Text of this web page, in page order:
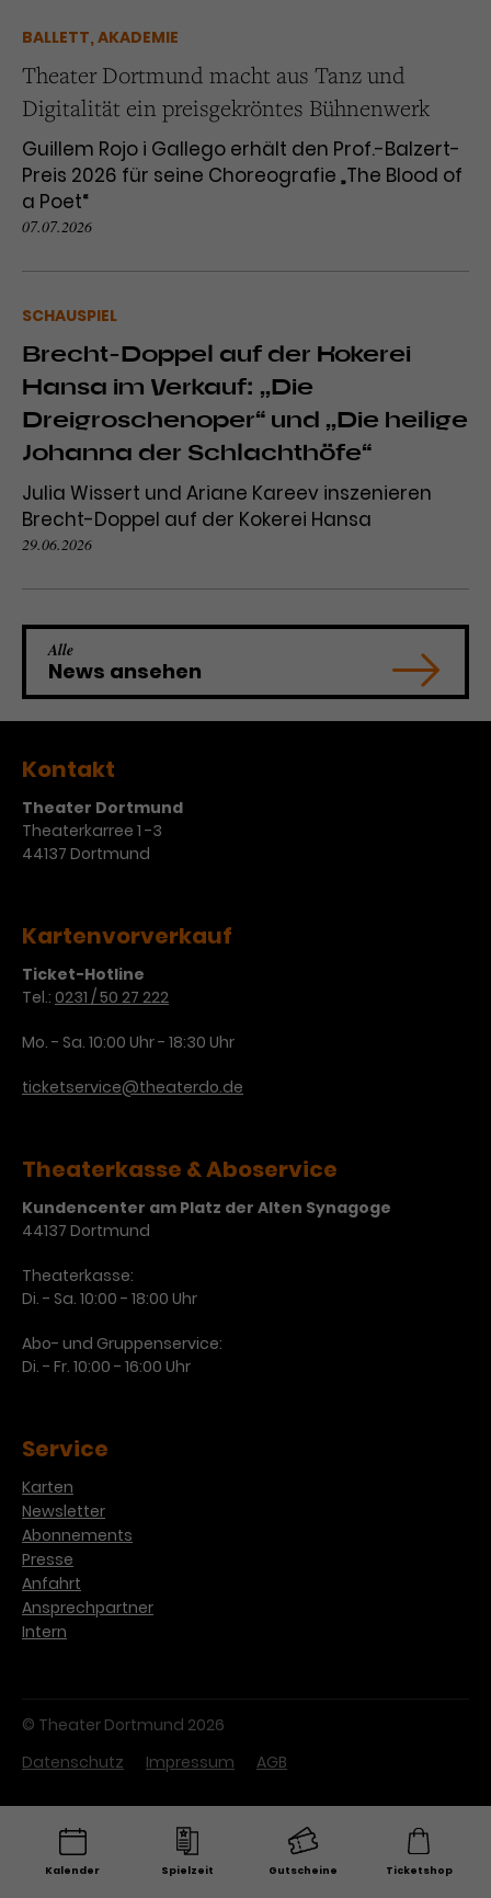
BALLETT, AKADEMIE
Theater Dortmund macht aus Tanz und
Digitalität ein preisgekröntes Bühnenwerk
Guillem Rojo i Gallego erhält den Prof.-Balzert-
Preis 2026 für seine Choreografie „The Blood of
a Poet“
07.07.2026
SCHAUSPIEL
Brecht-Doppel auf der Kokerei
Hansa im Verkauf: „,Die
Dreigroschenoper“ und „,Die heilige
Johanna der Schlachthöfe“
Julia Wissert und Ariane Kareev inszenieren
Brecht-Doppel auf der Kokerei Hansa
29.06.2026
Alle
News ansehen
Kontakt
Theater Dortmund
Theaterkarree 1 -3
44137 Dortmund
Kartenvorverkauf
Ticket-Hotline
Tel.: 0231 / 50 27 222
Mo. - Sa. 10:00 Uhr - 18:30 Uhr
ticketservice@theaterdo.de
Theaterkasse & Aboservice
Kundencenter am Platz der Alten Synagoge
44137 Dortmund
Theaterkasse:
Di. - Sa. 10:00 - 18:00 Uhr
Abo- und Gruppenservice:
Di. - Fr. 10:00 - 16:00 Uhr
Service
Karten
Newsletter
Abonnements
Presse
Anfahrt
Ansprechpartner
Intern
© Theater Dortmund 2026
Datenschutz
Impressum AGB
Kalender Spielzeit Gutscheine Ticketshop